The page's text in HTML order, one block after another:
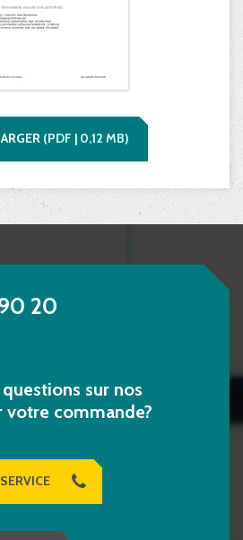
(PDF | 0,12 MB)
20
sur nos
votre commande?